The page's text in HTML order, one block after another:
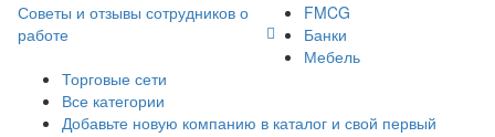
Советы и отзывы сотрудников о
работе
FMCG
Банки
Мебель
Торговые сети
Все категории
Добавьте новую компанию в каталог и свой первый